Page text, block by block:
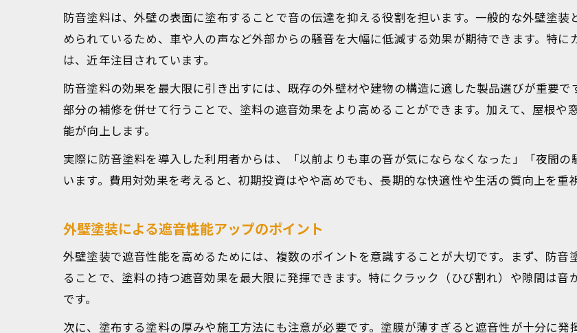
外壁塗装に最適なガイナの選び方と注意
ガイナ塗料を活かした外壁防音リフォー
暮らし快適に導く外壁防音対策の秘訣
外壁塗装で実現する快適な防音生活のコ
外壁塗装による遮音・吸音の違いと選び
外壁塗装で防音シートや内窓を併用する
外壁塗装の費用を抑えて防音効果を高め
防音塗料を使ったコスパ重視の外壁塗装
防音塗料は、外壁の表面に塗布することで音の伝達を抑える役割を担います。一般的な外壁塗
められているため、車や人の声など外部からの騒音を大幅に低減する効果が期待できます。特
は、近年注目されています。
防音塗料の効果を最大限に引き出すには、既存の外壁材や建物の構造に適した製品選びが重要
部分の補修を併せて行うことで、塗料の遮音効果をより高めることができます。加えて、屋根
能が向上します。
実際に防音塗料を導入した利用者からは、「以前よりも車の音が気にならなくなった」「夜間
います。費用対効果を考えると、初期投資はやや高めでも、長期的な快適性や生活の質向上を重
外壁塗装による遮音性能アップのポイント
外壁塗装で遮音性能を高めるためには、複数のポイントを意識することが大切です。まず、防
ることで、塗料の持つ遮音効果を最大限に発揮できます。特にクラック（ひび割れ）や隙間は
です。
次に、塗布する塗料の厚みや施工方法にも注意が必要です。塗膜が薄すぎると遮音性が十分に